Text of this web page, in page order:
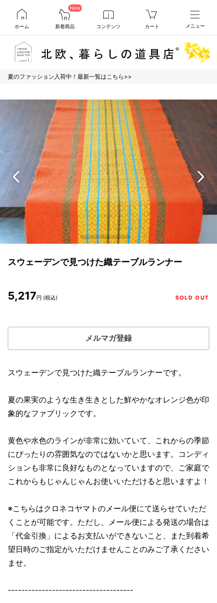
ホーム
New
新着商品 コンテンツ カート メニュー
夏のファッション入荷中！最新一覧はこちら>>
スウェーデンで見つけた織テーブルランナー
5,217円 (税込) SOLD OUT
メルマガ登録
スウェーデンで見つけた織テーブルランナーです。
夏の果実のような生き生きとした鮮やかなオレンジ色が印
象的なファブリックです。
黄色や水色のラインが非常に効いていて、これからの季節
にぴったりの雰囲気なのではないかと思います。コンディ
ションも非常に良好なものとなっていますので、ご家庭で
これからもじゃんじゃんお使いいただけると思いますよ！
※こちらはクロネコヤマトのメール便にて送らせていただ
くことが可能です。ただし、メール便による発送の場合は
「代金引換」によるお支払いができないこと、また到着希
望日時のご指定がいただけませんことのみご了承ください
ませ。
-------------------------------------